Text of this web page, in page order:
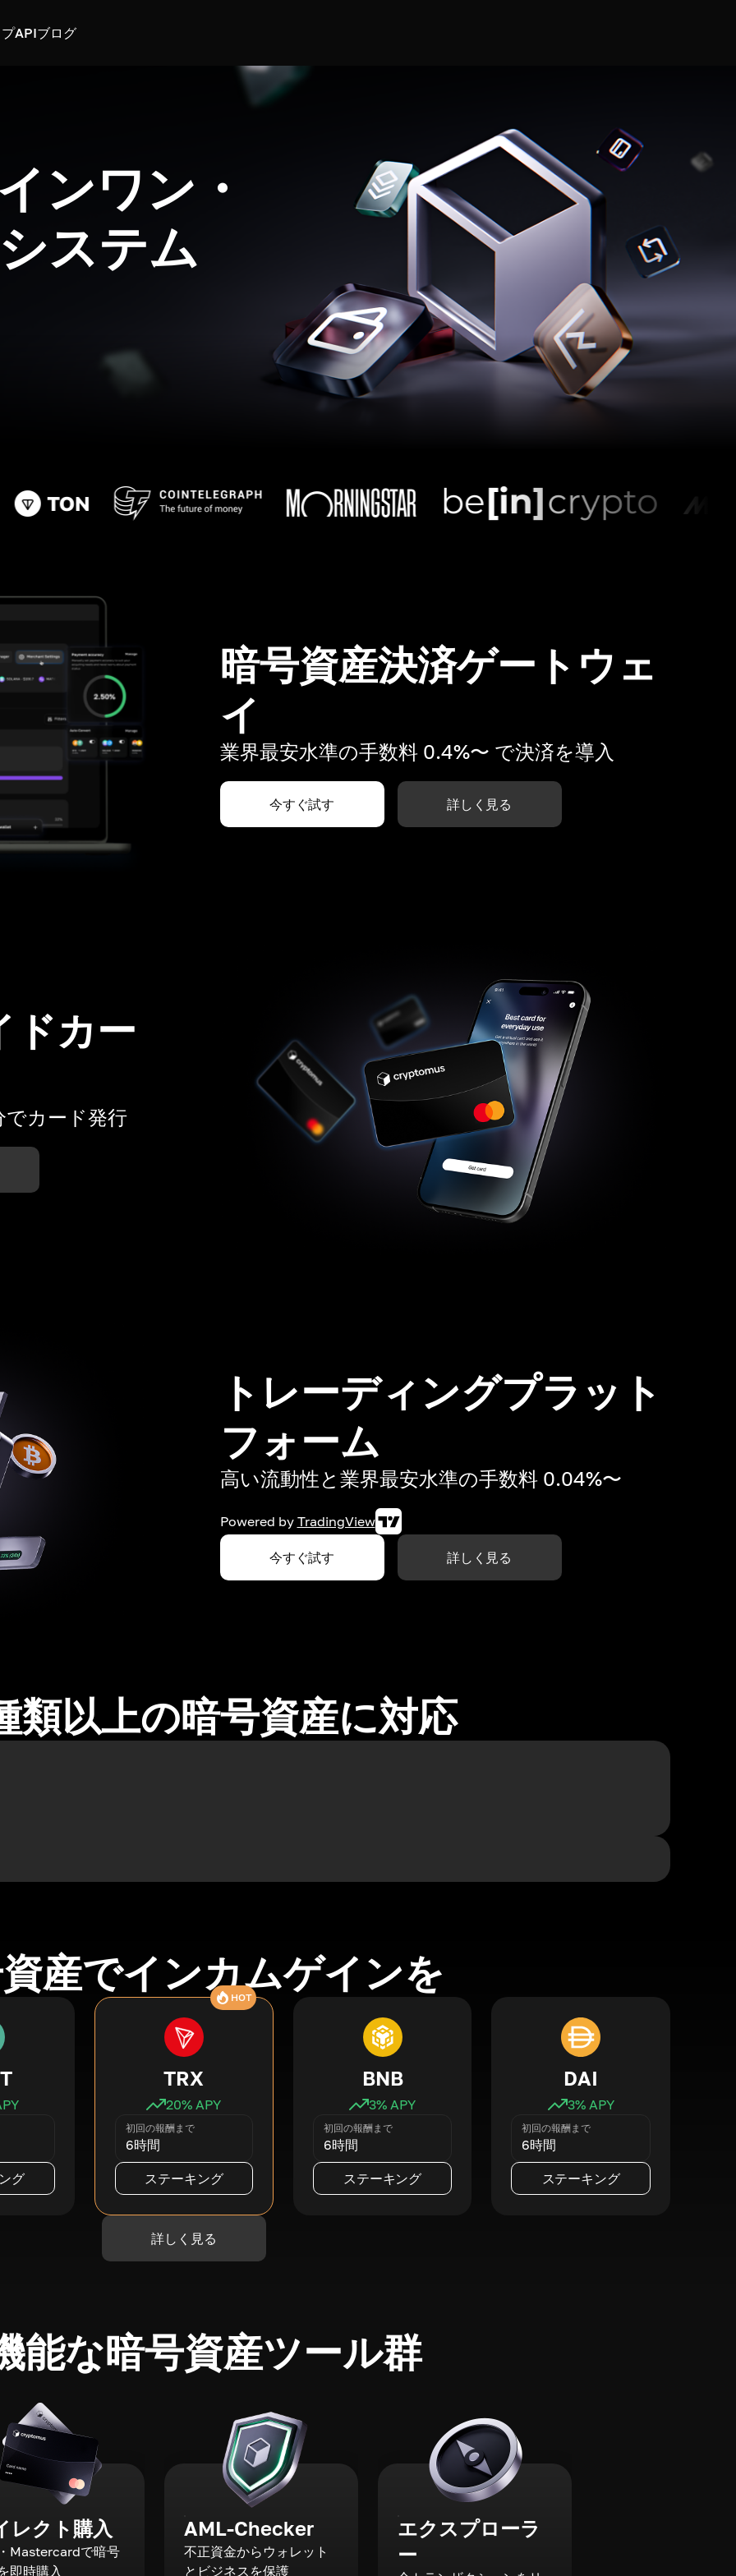
APIブログ
ンワン・
ステム
暗号資産決済ゲートウェ
イ
業界最安水準の手数料 0.4%〜 で決済を導入
今すぐ試す 詳しく見る
ドカー
でカード発行
トレーディングプラット
フォーム
高い流動性と業界最安水準の手数料 0.04%〜
Powered by TradingView
今すぐ試す 詳しく見る
類以上の暗号資産に対応
産でインカムゲインを
グ
HOT
TRX
20% APY
初回の報酬まで
6時間
ステーキング
BNB
3% APY
初回の報酬まで
6時間
ステーキング
DAI
3% APY
初回の報酬まで
6時間
ステーキング
詳しく見る
能な暗号資産ツール群
レクト購入
Mastercardで暗号
即時購入
AML-Checker
不正資金からウォレット
とビジネスを保護
エクスプローラ
ー